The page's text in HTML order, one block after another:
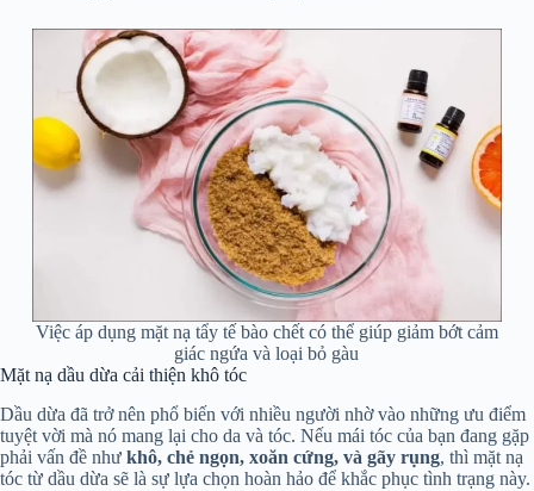
Việc áp dụng mặt nạ tẩy tế bào chết có thể giúp giảm bớt cảm
giác ngứa và loại bỏ gàu
Mặt nạ dầu dừa cải thiện khô tóc
Dầu dừa đã trở nên phổ biến với nhiều người nhờ vào những ưu điểm
tuyệt vời mà nó mang lại cho da và tóc. Nếu mái tóc của bạn đang gặp
phải vấn đề như khô, chẻ ngọn, xoăn cứng, và gãy rụng, thì mặt nạ
tóc từ dầu dừa sẽ là sự lựa chọn hoàn hảo để khắc phục tình trạng này.